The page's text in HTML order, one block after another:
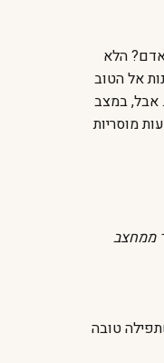
הלא
אל הטוב
אבל, במצב
מוסריות
ממחצב
טובה